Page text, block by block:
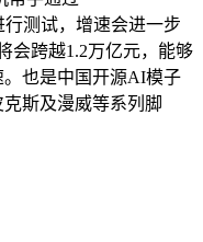
测试，增速会进一步
会跨越1.2万亿元，能够
。也是中国开源AI模子
斯及漫威等系列脚